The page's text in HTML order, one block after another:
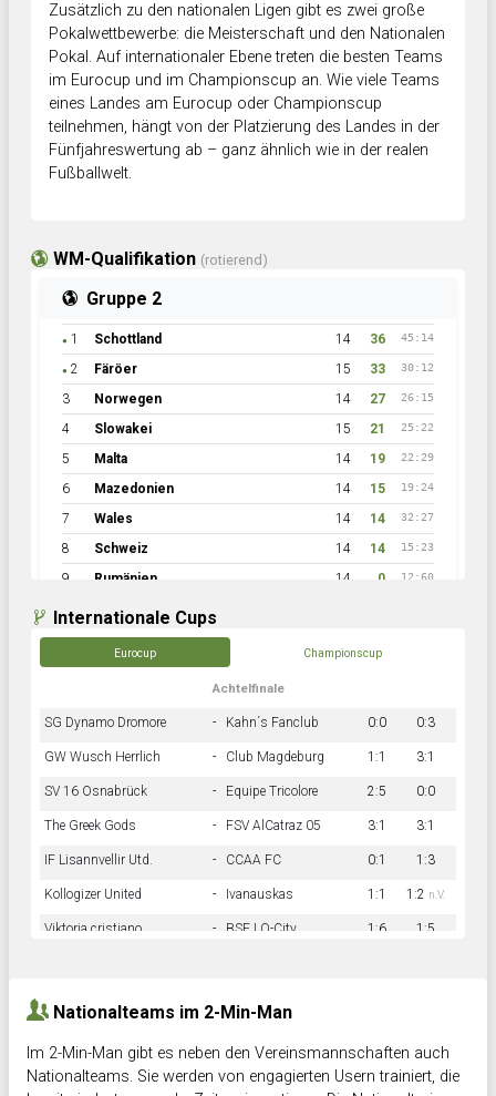
Zusätzlich zu den nationalen Ligen gibt es zwei große
Pokalwettbewerbe: die Meisterschaft und den Nationalen
Pokal. Auf internationaler Ebene treten die besten Teams
im Eurocup und im Championscup an. Wie viele Teams
eines Landes am Eurocup oder Championscup
teilnehmen, hängt von der Platzierung des Landes in der
Fünfjahreswertung ab – ganz ähnlich wie in der realen
Fußballwelt.
WM-Qualifikation (rotierend)
Gruppe 2
● 1 Schottland 14 36 45:14
● 2 Färöer 15 33 30:12
3 Norwegen 14 27 26:15
4 Slowakei 15 21 25:22
5 Malta 14 19 22:29
6 Mazedonien 14 15 19:24
7 Wales 14 14 32:27
8 Schweiz 14 14 15:23
9 Rumänien 14 0 12:60
Internationale Cups
Eurocup Championscup
Achtelfinale
SG Dynamo Dromore - Kahn´s Fanclub 0:0 0:3
GW Wusch Herrlich - Club Magdeburg 1:1 3:1
SV 16 Osnabrück - Equipe Tricolore 2:5 0:0
The Greek Gods - FSV AlCatraz 05 3:1 3:1
IF Lisannvellir Utd. - CCAA FC 0:1 1:3
Kollogizer United - Ivanauskas 1:1 1:2 n.V.
Viktoria cristiano - BSF LO-City 1:6 1:5
Nationalteams im 2-Min-Man
Im 2-Min-Man gibt es neben den Vereinsmannschaften auch
Nationalteams. Sie werden von engagierten Usern trainiert, die